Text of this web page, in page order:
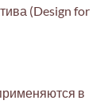
(Design for
в